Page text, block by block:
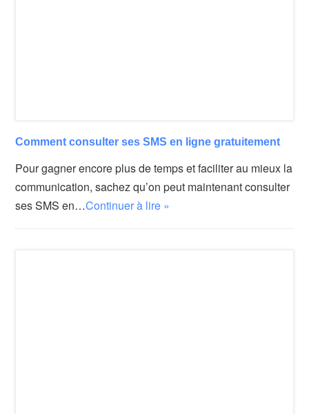
Comment consulter ses SMS en ligne gratuitement
Pour gagner encore plus de temps et faciliter au mieux la
communication, sachez qu’on peut maintenant consulter
ses SMS en…Continuer à lire »